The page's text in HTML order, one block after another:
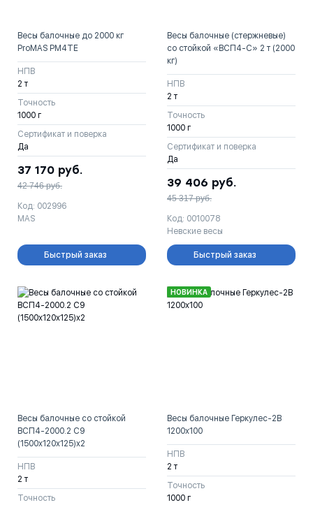
Весы балочные до 2000 кг
ProMAS PM4TE
НПВ
2 т
Точность
1000 г
Сертификат и поверка
Да
37 170 руб.
42 746руб.
Код: 002996
MAS
Быстрый заказ
Весы балочные (стержневые)
со стойкой «ВСП4-С» 2 т (2000
кг)
НПВ
2 т
Точность
1000 г
Сертификат и поверка
Да
39 406 руб.
45 317руб.
Код: 0010078
Невские весы
Быстрый заказ
Весы балочные со стойкой
ВСП4-2000.2 С9
(1500х120х125)х2
НПВ
2 т
Точность
Весы балочные Геркулес-2B
1200х100
НПВ
2 т
Точность
1000 г
НОВИНКА